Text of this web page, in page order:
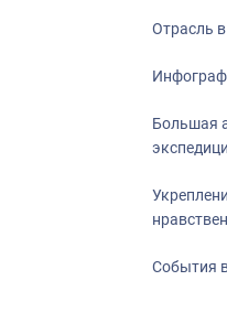
Отрасль
Большая
События